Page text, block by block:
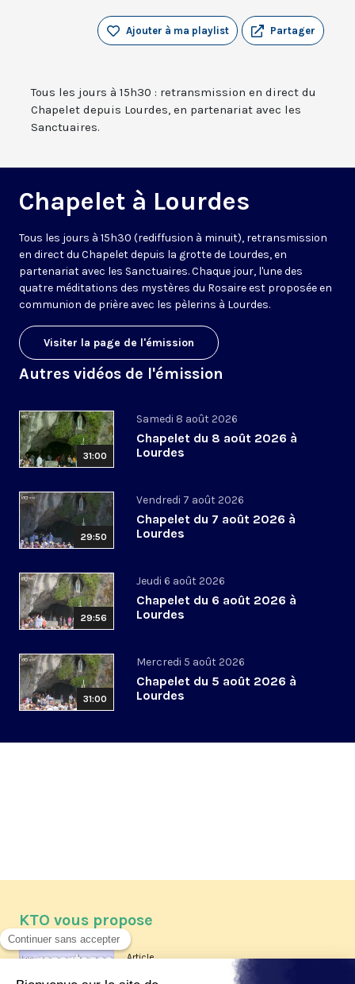
Partager
Ajouter à ma playlist
Tous les jours à 15h30 : retransmission en direct du
Chapelet depuis Lourdes, en partenariat avec les
Sanctuaires.
Chapelet à Lourdes
Tous les jours à 15h30 (rediffusion à minuit), retransmission
en direct du Chapelet depuis la grotte de Lourdes, en
partenariat avec les Sanctuaires. Chaque jour, l'une des
quatre méditations des mystères du Rosaire est proposée en
communion de prière avec les pèlerins à Lourdes.
Visiter la page de l'émission
Autres vidéos de l'émission
31:00
Samedi 8 août 2026
Chapelet du 8 août 2026 à
Lourdes
29:50
Vendredi 7 août 2026
Chapelet du 7 août 2026 à
Lourdes
29:56
Jeudi 6 août 2026
Chapelet du 6 août 2026 à
Lourdes
31:00
Mercredi 5 août 2026
Chapelet du 5 août 2026 à
Lourdes
KTO vous propose
Article
Les reportages d'été 2026 de KTO